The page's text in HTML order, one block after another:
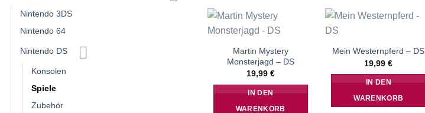
Nintendo 3DS
Nintendo 64
Nintendo DS
Konsolen
Spiele
Zubehör
Martin Mystery
Monsterjagd – DS
19,99 €
IN DEN
WARENKORB
Mein Westernpferd – DS
19,99€
IN DEN
WARENKORB